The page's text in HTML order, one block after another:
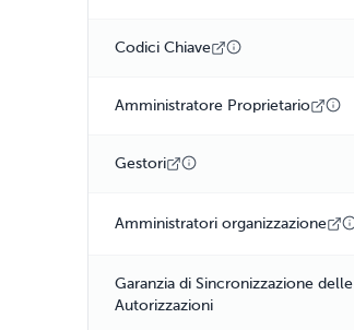
Codici Chiave
Amministratore Proprietario
Gestori
Amministratori organizzazione
Garanzia di Sincronizzazione delle
Autorizzazioni